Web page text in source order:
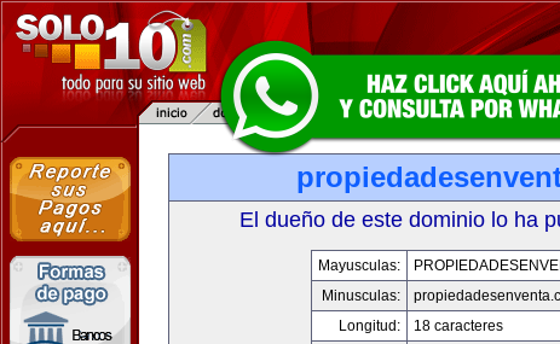
El dueño de este dominio lo ha
Mayusculas:
Minusculas:
Longitud:
18 caracteres